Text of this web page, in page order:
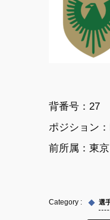
背番号：27
ポジション
前所属：東
選